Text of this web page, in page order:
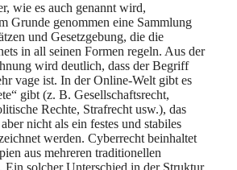
wie es auch genannt wird,
Grunde genommen eine Sammlung
und Gesetzgebung, die die
in all seinen Formen regeln. Aus der
wird deutlich, dass der Begriff
vage ist. In der Online-Welt gibt es
gibt (z. B. Gesellschaftsrecht,
Rechte, Strafrecht usw.), das
nicht als ein festes und stabiles
werden. Cyberrecht beinhaltet
aus mehreren traditionellen